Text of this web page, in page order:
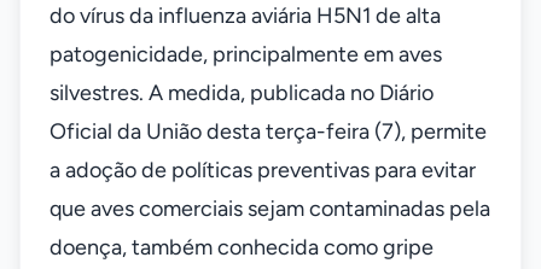
do vírus da influenza aviária H5N1 de alta
patogenicidade, principalmente em aves
silvestres. A medida, publicada no Diário
Oficial da União desta terça-feira (7), permite
a adoção de políticas preventivas para evitar
que aves comerciais sejam contaminadas pela
doença, também conhecida como gripe